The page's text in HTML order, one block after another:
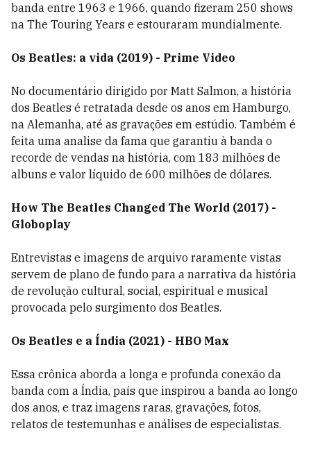
banda entre 1963 e 1966, quando fizeram 250 shows
na The Touring Years e estouraram mundialmente.
Os Beatles: a vida (2019) - Prime Video
No documentário dirigido por Matt Salmon, a história
dos Beatles é retratada desde os anos em Hamburgo,
na Alemanha, até as gravações em estúdio. Também é
feita uma analise da fama que garantiu à banda o
recorde de vendas na história, com 183 milhões de
albuns e valor líquido de 600 milhões de dólares.
How The Beatles Changed The World (2017) -
Globoplay
Entrevistas e imagens de arquivo raramente vistas
servem de plano de fundo para a narrativa da história
de revolução cultural, social, espiritual e musical
provocada pelo surgimento dos Beatles.
Os Beatles e a Índia (2021) - HBO Max
Essa crônica aborda a longa e profunda conexão da
banda com a Índia, país que inspirou a banda ao longo
dos anos, e traz imagens raras, gravações, fotos,
relatos de testemunhas e análises de especialistas.